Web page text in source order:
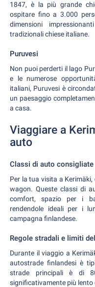
1847, è la più grande
ospitare fino a 3.000
dimensioni
tradizionali chiese italiane.
Puruvesi
Non puoi perderti il lago
e le numerose
italiani, Puruvesi è
un paesaggio
a casa.
Viaggiare a
auto
Classi di auto consigliate
Per la tua visita a
wagon. Queste classi di
comfort, spazio per i
rendendole ideali per i
campagna finlandese.
Regole stradali e limiti
Durante il viaggio a
autostrade finlandesi è
strade principali è di
significativamente più